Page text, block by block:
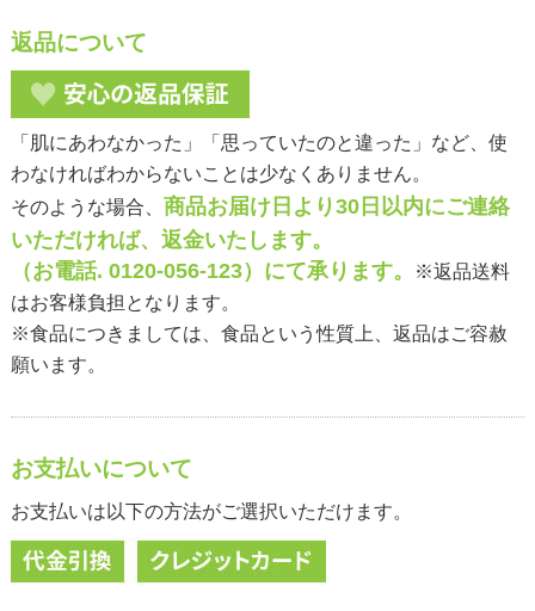
返品について
「肌にあわなかった」「思っていたのと違った」など、使
わなければわからないことは少なくありません。
そのような場合、 商品お届け日より30日以内にご連絡
いただければ、返金いたします。
（お電話. 0120-056-123）にて承ります。
※返品送料
はお客様負担となります。
※食品につきましては、食品という性質上、返品はご容赦
願います。
お支払いについて
お支払いは以下の方法がご選択いただけます。